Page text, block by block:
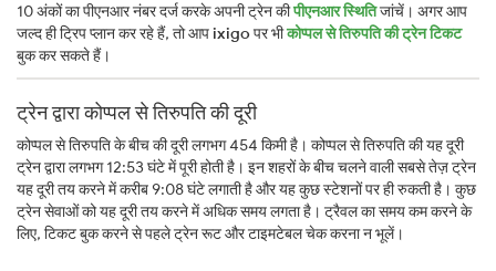
10 अंकों का पीएनआर नंबर दर्ज करके अपनी ट्रेन कीपीएनआर स्थितिजांचें। अगर आप
जल्द ही ट्रिप प्लान कर रहे हैं, तो आपixigoपर भीकोप्पल से तिरुपति की ट्रेन टिकट
बुक कर सकते हैं।
ट्रेन द्वारा कोप्पल से तिरुपति की दूरी
कोप्पल से तिरुपति के बीच की दूरी लगभग 454 किमी है। कोप्पल से तिरुपति की यह दूरी
ट्रेन द्वारा लगभग 12:53 घंटे में पूरी होती है। इन शहरों के बीच चलने वाली सबसे तेज़ ट्रेन
यह दूरी तय करने में करीब 9:08 घंटे लगाती है और यह कुछ स्टेशनों पर ही रुकती है। कुछ
ट्रेन सेवाओं को यह दूरी तय करने में अधिक समय लगता है। ट्रैवल का समय कम करने के
लिए, टिकट बुक करने से पहले ट्रेन रूट और टाइमटेबल चेक करना न भूलें।